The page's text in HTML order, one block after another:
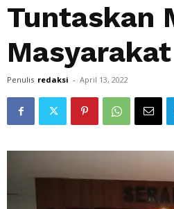
Tuntaskan
Masyarakat
Penulis redaksi - April 13, 2022